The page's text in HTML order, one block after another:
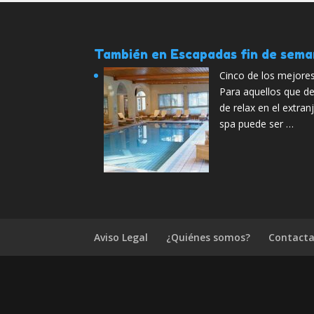
También en Escapadas fin de
Cinco de los
Para aquellos que
de relax en el
spa puede ser …
Aviso Legal ¿Quiénes somos?